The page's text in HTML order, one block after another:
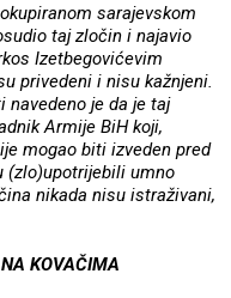
sarajevskom
taj zločin i najavio
Izetbegovićevim
privedeni i nisu kažnjeni.
navedeno je da je taj
Armije BiH koji,
mogao biti izveden pred
(zlo)upotrijebili umno
nikada nisu istraživani,
KOVAČIMA